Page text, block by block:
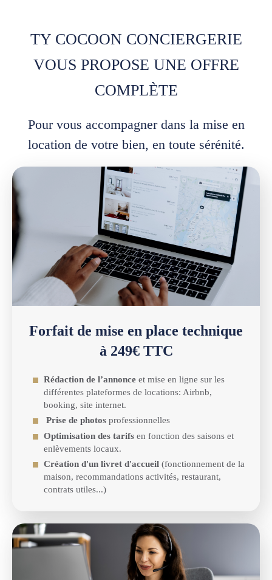
TY COCOON CONCIERGERIE
VOUS PROPOSE UNE OFFRE
COMPLÈTE
Pour vous accompagner dans la mise en
location de votre bien, en toute sérénité.
Forfait de mise en place technique
à 249€ TTC
Rédaction de l’annonce et mise en ligne sur les
différentes plateformes de locations: Airbnb,
booking, site internet.
Prise de photos professionnelles
Optimisation des tarifs en fonction des saisons et
enlèvements locaux.
Création d'un livret d'accueil (fonctionnement de la
maison, recommandations activités, restaurant,
contrats utiles...)